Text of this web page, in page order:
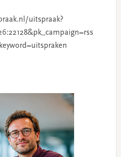
uitspraak?